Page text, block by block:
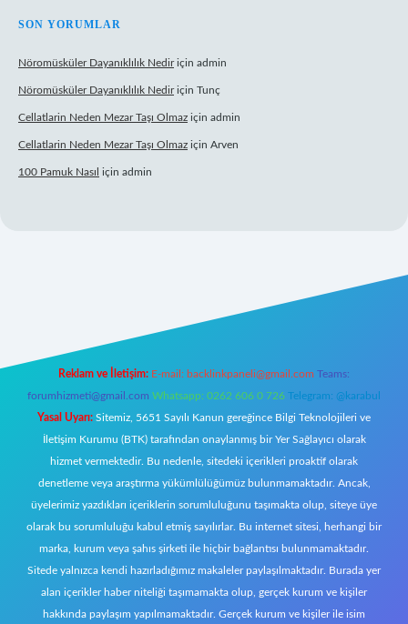
SON YORUMLAR
Nöromüsküler Dayanıklılık Nediriçin admin
Nöromüsküler Dayanıklılık Nediriçin Tunç
Cellatlarin Neden Mezar Taşı Olmaz için admin
Cellatlarin Neden Mezar Taşı Olmaz için Arven
100 Pamuk Nasıl için admin
Reklam ve İletişim: E-mail: backlinkpaneli@gmail.com Teams:
forumhizmeti@gmail.com Whatsapp: 0262 606 0 726 Telegram: @karabul
Yasal Uyarı: Sitemiz, 5651 Sayılı Kanun gereğince Bilgi Teknolojileri ve
İletişim Kurumu (BTK) tarafından onaylanmış bir Yer Sağlayıcı olarak
hizmet vermektedir. Bu nedenle, sitedeki içerikleri proaktif olarak
denetleme veya araştırma yükümlülüğümüz bulunmamaktadır. Ancak,
üyelerimiz yazdıkları içeriklerin sorumluluğunu taşımakta olup, siteye üye
olarak bu sorumluluğu kabul etmiş sayılırlar. Bu internet sitesi, herhangi bir
marka, kurum veya şahıs şirketi ile hiçbir bağlantısı bulunmamaktadır.
Sitede yalnızca kendi hazırladığımız makaleler paylaşılmaktadır. Burada yer
alan içerikler haber niteliği taşımamakta olup, gerçek kurum ve kişiler
hakkında paylaşım yapılmamaktadır. Gerçek kurum ve kişiler ile isim